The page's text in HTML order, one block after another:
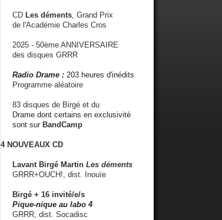
CD Les déments , Grand Prix
de l'Académie Charles Cros
2025 - 50ème ANNIVERSAIRE
des disques GRRR
Radio Drame : 203 heures d'inédits
Programme aléatoire
83 disques de Birgé et du
Drame dont certains en exclusivité
sont sur BandCamp
4 NOUVEAUX CD
Lavant Birgé Martin Les déments
GRRR+OUCH!, dist. Inouïe
Birgé + 16 invité/e/s
Pique-nique au labo 4
GRRR, dist. Socadisc